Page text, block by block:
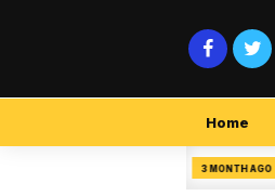
Home
3 MONTH AGO